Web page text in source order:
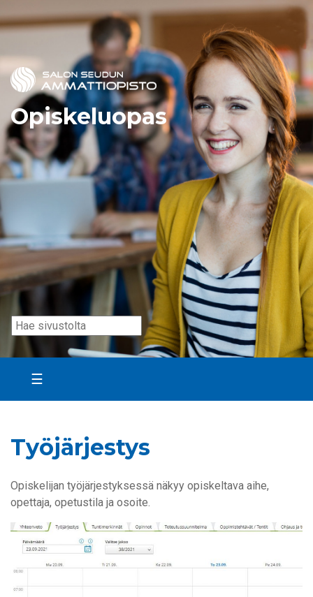
Opiskeluopas
☰
Työjärjestys
Opiskelijan työjärjestyksessä näkyy opiskeltava aihe,
opettaja, opetustila ja osoite.